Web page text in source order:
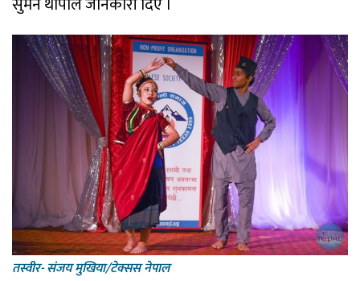
तस्वीर- संजय मुखिया/टेक्सस नेपाल